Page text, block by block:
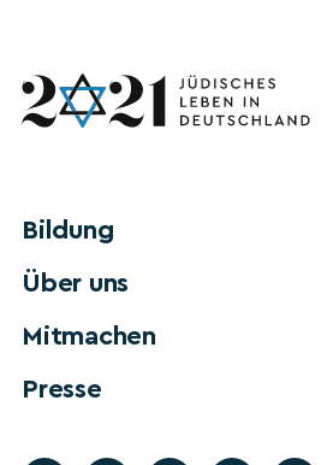
Bildung
Über uns
Mitmachen
Presse